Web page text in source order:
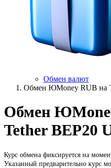
Обмен валют
Обмен ЮMoney RUB на
Обмен
Tether BEP20
Курс обмена фиксируется на
Указанный предварительно курс